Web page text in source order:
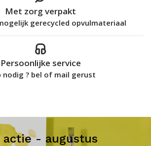
Met zorg verpakt
gerecycled opvulmateriaal
Persoonlijke service
nodig ? bel of mail gerust
- augustus